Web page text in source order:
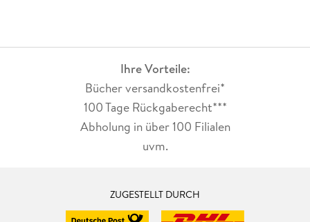
Ihre Vorteile:
Bücher versandkostenfrei*
100 Tage Rückgaberecht***
Abholung in über 100 Filialen
uvm.
ZUGESTELLT DURCH